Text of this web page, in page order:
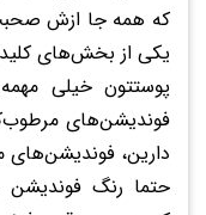
که همه جا ازش
یکی از بخش‌های
پوستتون خیلی
فوندیشن‌های
دارین، فوندیشن‌های
حتما رنگ فوندیشن